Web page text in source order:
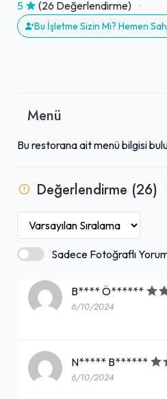
5 (26 Değerlendirme)
Bu İşletme Sizin Mi? Hemen
Menü
Bu restorana ait menü bilgisi
Değerlendirme (26)
Sadece Fotoğraflı
B**** Ö******
6/10/2024
N***** B******
6/10/2024